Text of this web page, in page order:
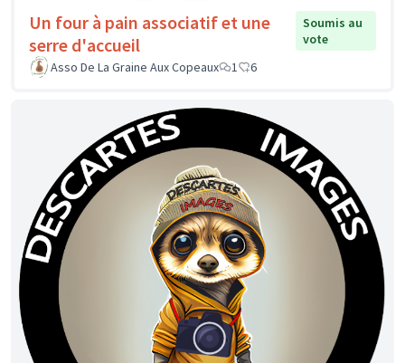
Un four à pain associatif et une
serre d'accueil
Soumis au
vote
Asso De La Graine Aux Copeaux
1 6